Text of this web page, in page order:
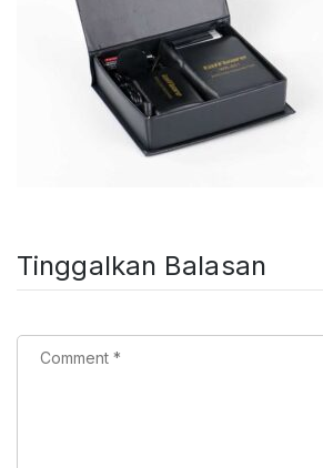
Tinggalkan Balasan